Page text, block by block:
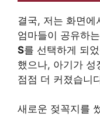
결국, 저는 화면에
엄마들이 공유하
S를 선택하게 되
했으나, 아기가 성
점점 더 커졌습니
새로운 젖꼭지를